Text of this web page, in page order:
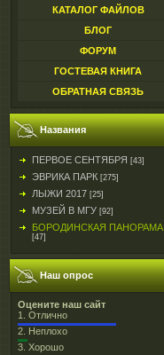
КАТАЛОГ ФАЙЛОВ
БЛОГ
ФОРУМ
ГОСТЕВАЯ КНИГА
ОБРАТНАЯ СВЯЗЬ
Названия
ПЕРВОЕ СЕНТЯБРЯ [43]
ЭВРИКА ПАРК [275]
ЛЫЖИ 2017 [25]
МУЗЕЙ В МГУ [92]
БОРОДИНСКАЯ ПАНОРАМА
[47]
Наш опрос
Оцените наш сайт
1. Отлично
2. Неплохо
3. Хорошо